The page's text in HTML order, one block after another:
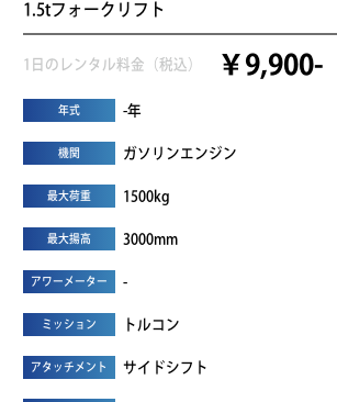
1.5tフォークリフト
1日のレンタル料金（税込） ￥9,900-
年式 -年
機関 ガソリンエンジン
最大荷重 1500kg
最大揚高 3000mm
アワーメーター -
ミッション トルコン
アタッチメント サイドシフト